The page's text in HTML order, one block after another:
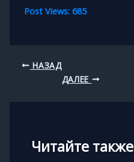
Post Views: 685
НАЗАД
ДАЛЕЕ
Читайте также